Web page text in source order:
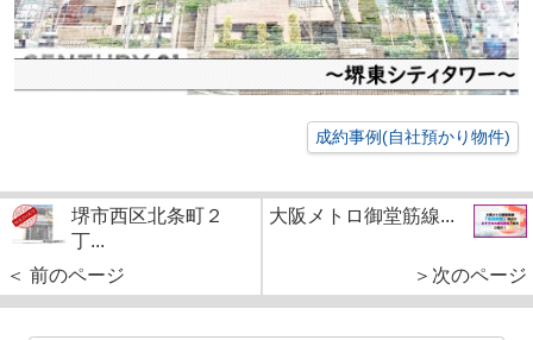
成約事例(自社預かり物件)
堺市西区北条町２
丁...
＜ 前のページ
大阪メトロ御堂筋線...
＞次のページ